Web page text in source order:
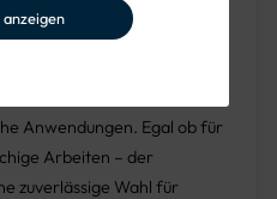
anzeigen
Anwendungen. Egal ob für
Arbeiten – der
zuverlässige Wahl für